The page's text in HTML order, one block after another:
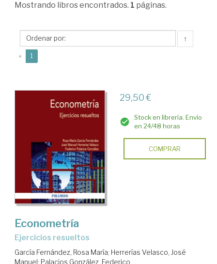
Palacios
Federico
Mostrando libros encontrados. 1 páginas.
↑
« 1
29,50 €
Stock en librería. Envío
en 24/48 horas
COMPRAR
Econometría
Ejercicios resueltos
García Fernández, Rosa María; Herrerías Velasco, José
Manuel; Palacios González, Federico